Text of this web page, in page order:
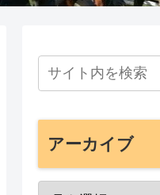
アーカイブ